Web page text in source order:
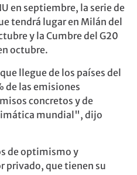
en septiembre, la serie de
tendrá lugar en Milán del
y la Cumbre del G20
octubre.
llegue de los países del
de las emisiones
concretos y de
mundial", dijo
de optimismo y
privado, que tienen su